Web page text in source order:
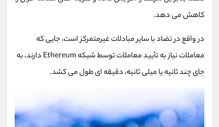
کاهش می دهد.
در واقع در تضاد با سایر مبادلات غیرمتمرکز است، جایی که
معاملات نیاز به تأیید معاملات توسط شبکه Ethereum دارند، به
جای چند ثانیه یا میلی ثانیه، دقیقه ای طول می کشد.